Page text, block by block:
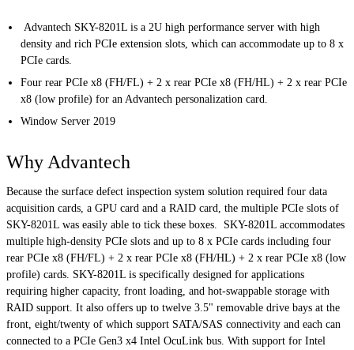
Advantech SKY-8201L is a 2U high performance server with high
density and rich PCIe extension slots, which can accommodate up to 8 x
PCIe cards.
Four rear PCIe x8 (FH/FL) + 2 x rear PCIe x8 (FH/HL) + 2 x rear PCIe
x8 (low profile) for an Advantech personalization card.
Window Server 2019
Why Advantech
Because the surface defect inspection system solution required four data
acquisition cards, a GPU card and a RAID card, the multiple PCIe slots of
SKY-8201L was easily able to tick these boxes. SKY-8201L accommodates
multiple high-density PCIe slots and up to 8 x PCIe cards including four
rear PCIe x8 (FH/FL) + 2 x rear PCIe x8 (FH/HL) + 2 x rear PCIe x8 (low
profile) cards. SKY-8201L is specifically designed for applications
requiring higher capacity, front loading, and hot-swappable storage with
RAID support. It also offers up to twelve 3.5" removable drive bays at the
front, eight/twenty of which support SATA/SAS connectivity and each can
connected to a PCIe Gen3 x4 Intel OcuLink bus. With support for Intel